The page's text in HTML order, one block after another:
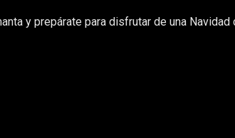
y prepárate para disfrutar de una Navidad